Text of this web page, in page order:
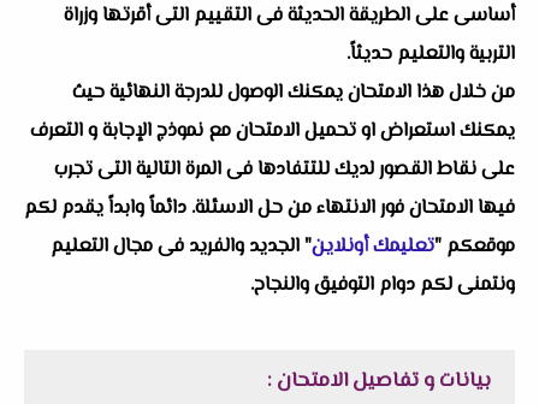
أساسى على الطريقة الحديثة فى التقييم التى أقرتها وزراة
التربية والتعليم حديثاً.
من خلال هذا الامتحان يمكنك الوصول للدرجة النهائية حيث
يمكنك استعراض او تحميل الامتحان مع نموذج الإجابة و التعرف
على نقاط القصور لديك للتتفادها فى المرة التالية التى تجرب
فيها الامتحان فور الانتهاء من حل الاسئلة. دائماً وابداً يقدم لكم
موقعكم "تعليمك أونلاين" الجديد والفريد فى مجال التعليم
ونتمنى لكم دوام التوفيق والنجاح.
بيانات و تفاصيل الامتحان :